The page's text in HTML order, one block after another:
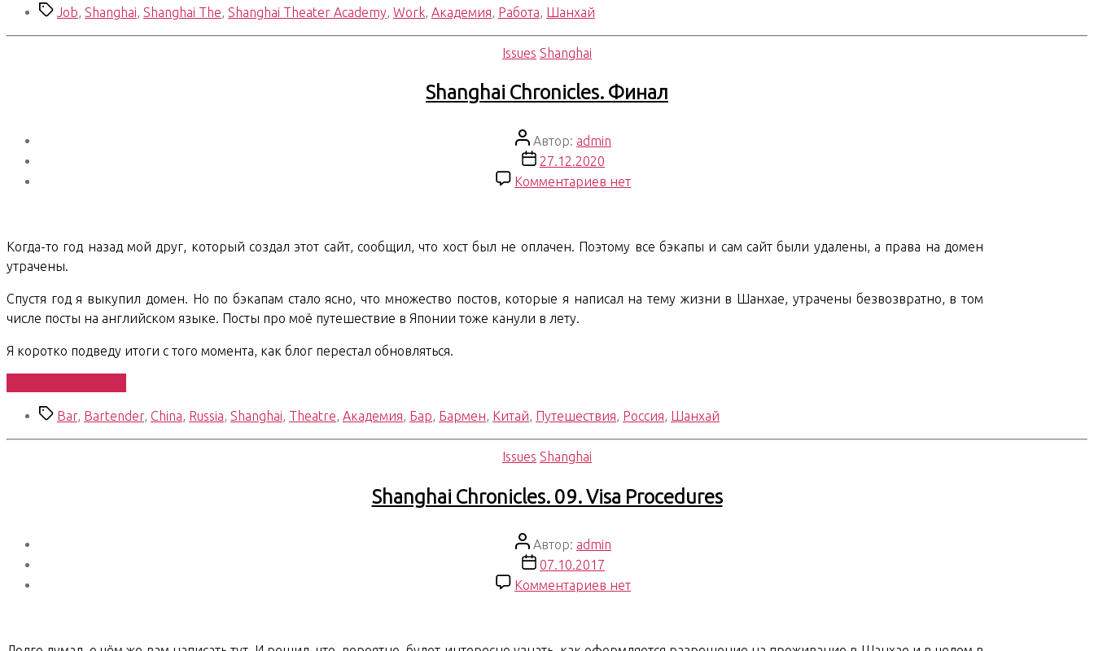
10.
Visit»
Метки
Job Shanghai Shanghai The Shanghai Theater Academy Work Академия Работа Шанхай
Рубрики
Issues Shanghai
Shanghai Chronicles. Финал
Автор
записи
Автор: admin
Дата
записи
27.12.2020
Комментариев к
Chronicles.
Финал
нет
Когда-то год назад мой друг, который создал этот сайт, сообщил, что хост был не оплачен. Поэтому все бэкапы и сам сайт были удалены, а права на домен
утрачены.
Спустя год я выкупил домен. Но по бэкапам стало ясно, что множество постов, которые я написал на тему жизни в Шанхае, утрачены безвозвратно, в том
числе посты на английском языке. Посты про моё путешествие в Японии тоже канули в лету.
Я коротко подведу итоги с того момента, как блог перестал обновляться.
Финал»
Метки
Bar, Bartender, China, Russia, Shanghai, Theatre, Академия, Бар, Бармен, Китай, Путешествия, Россия, Шанхай
Рубрики
Issues Shanghai
Shanghai Chronicles. 09. Visa Procedures
Автор
записи
Автор: admin
Дата
записи
07.10.2017
Комментариев кнет